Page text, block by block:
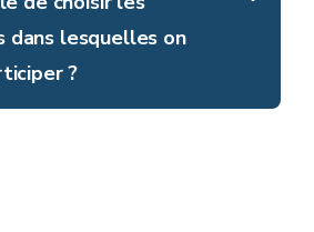
dans lesquelles on
?